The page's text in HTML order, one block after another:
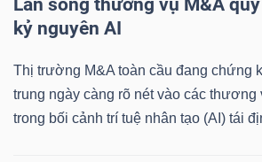
Làn sóng thương vụ M&A
kỷ nguyên AI
Thị trường M&A toàn cầu đang chứng
trung ngày càng rõ nét vào các thương
trong bối cảnh trí tuệ nhân tạo (AI) tái
Sách